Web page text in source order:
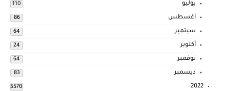
يوليو 110
أغسطس 86
سبتمبر 64
أكتوبر 24
نوفمبر 64
ديسمبر 83
2022
5570